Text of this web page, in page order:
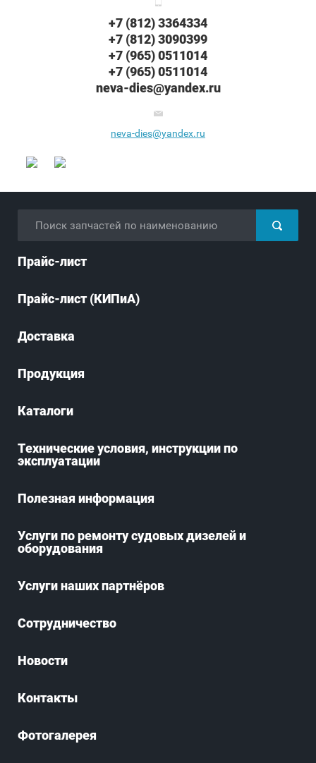
+7 (812) 3364334
+7 (812) 3090399
+7 (965) 0511014
+7 (965) 0511014
neva-dies@yandex.ru
neva-dies@yandex.ru
Прайс-лист
Прайс-лист (КИПиА)
Доставка
Продукция
Каталоги
Технические условия, инструкции по
эксплуатации
Полезная информация
Услуги по ремонту судовых дизелей и
оборудования
Услуги наших партнёров
Сотрудничество
Новости
Контакты
Фотогалерея